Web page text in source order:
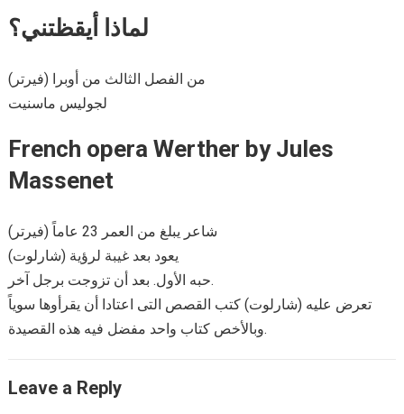
لماذا أيقظتني؟
من الفصل الثالث من أوبرا (فيرتر)
لجوليس ماسنيت
French opera Werther by Jules
Massenet
(فيرتر) شاعر يبلغ من العمر 23 عاماً
يعود بعد غيبة لرؤية (شارلوت)
حبه الأول. بعد أن تزوجت برجل آخر.
تعرض عليه (شارلوت) كتب القصص التى اعتادا أن يقرأوها سوياً
وبالأخص كتاب واحد مفضل فيه هذه القصيدة.
Leave a Reply